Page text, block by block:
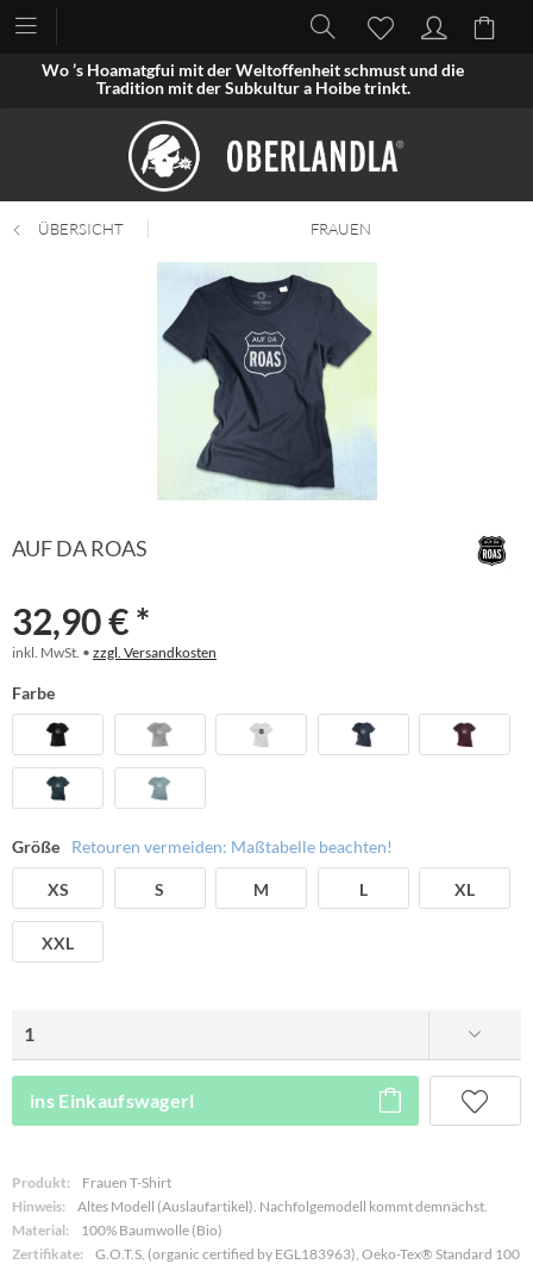
Wo ’s Hoamatgfui mit der Weltoffenheit schmust und die
Tradition mit der Subkultur a Hoibe trinkt.
ÜBERSICHT FRAUEN
AUF DA ROAS
32,90 € *
inkl. MwSt. • zzgl. Versandkosten
Farbe
Größe Retouren vermeiden: Maßtabelle beachten!
XS S M L XL
XXL
ins Einkaufswagerl
Produkt:
Frauen T-Shirt
Hinweis:
Altes Modell (Auslaufartikel). Nachfolgemodell kommt demnächst.
Material:
100% Baumwolle (Bio)
Zertifikate:
G.O.T.S. (organic certified by EGL183963), Oeko-Tex® Standard 100